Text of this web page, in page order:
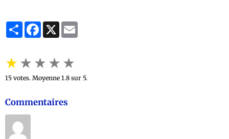
PartagerFacebook
X
★★★★★
15 votes. Moyenne 1.8 sur 5.
Commentaires